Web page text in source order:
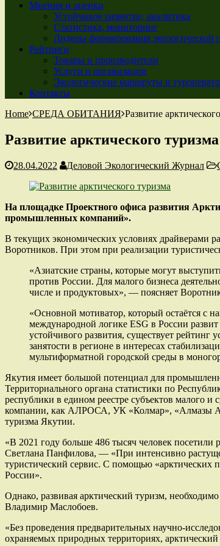
Мнения и оценки
Устойчивое развитие, аналитика
Статистика, мониторинг
Лидеры формирования экологической
Рейтинги
Товары и производители
Услуги и организации
Экологические маршруты и
Контакты
Home СРЕДА ОБИТАНИЯ Развитие
Развитие арктического туризма
28.04.2022 Деловой Экологический Журнал
На площадке Проектного офиса развития
промышленных компаний».
В текущих экономических условиях драйверами
Воротников. При этом при реализации
«Азиатские страны, которые могут
против России. Для малого бизнеса
числе и продуктовых», — поясняет
«Основной мотиватор, который остаётся с
международной логике ESG в России
устойчивого развития, существует
занятости в регионе в интересах
мультиформатной городской среды в
Якутия имеет большой потенциал для
Территориального органа статистики по
республики в едином реестре субъектов малого
компании, как АЛРОСА, УК «Колмар», «Алмазы
туризма Якутии.
«В 2021 году больше 486 тысяч человек
Светлана Панфилова, — «При интенсивно
туристический сервис. С помощью «арктических
России».
Однако, развивая арктический туризм,
Владимир Маслобоев.
«Без проведения предварительных научно-
охраняемых природных территориях,